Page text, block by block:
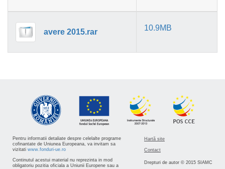
avere 2015.rar 10.9MB
Pentru informatii detaliate despre celelalte programe
cofinantate de Uniunea Europeana, va invitam sa
vizitati www.fonduri-ue.ro
Continutul acestui material nu reprezinta in mod
obligatoriu pozitia oficiala a Uniunii Europene sau a
Hartă site
Contact
Drepturi de autor © 2015 SIAMC